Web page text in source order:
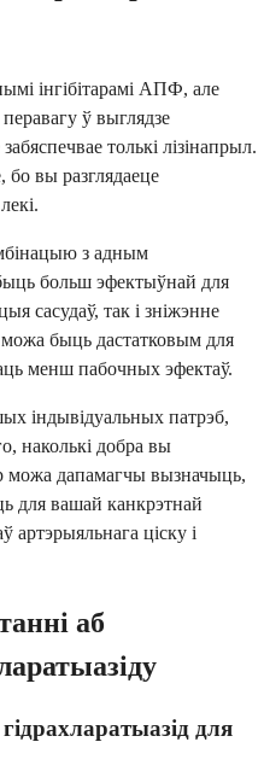
інгібітарамі АПФ, але
ў выглядзе
толькі лізінапрыл.
бо вы разглядаеце
з адным
больш эфектыўнай для
сасудаў, так і зніжэнне
можа быць дастатковым для
менш пабочных эфектаў.
індывідуальных патрэб,
наколькі добра вы
можа дапамагчы вызначыць,
для вашай канкрэтнай
артэрыяльнага ціску і
аб
для